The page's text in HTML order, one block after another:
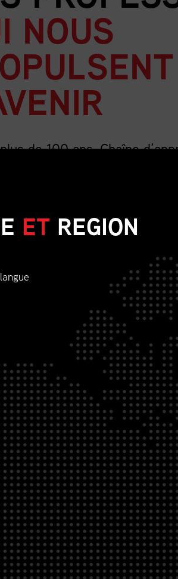
NOUS
de 100 ans, Chaîne
forts de nos 4 000 membres, un
aussi la profession plus large
du sourçage, à
stocks, le transport, la distribution,
et la gestion de contrats.
SOMMES
ET REGION